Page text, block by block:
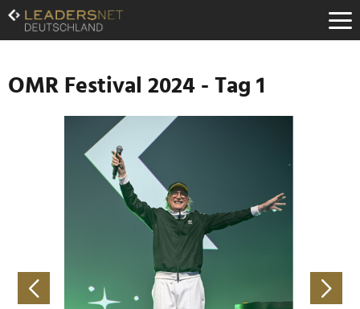
Zum
Inhalt
Zur
Navigation
Zur
Hauptnavigation
OMR Festival 2024 - Tag 1